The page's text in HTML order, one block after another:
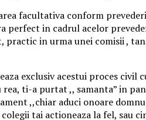
facultativa conform
perfect in cadrul acelor
practic in urma unei comisii ,
exclusiv acestui proces civil
ti-a purtat ,, samanta” in
,,chiar aduci onoare
tai actioneaza la fel, sau